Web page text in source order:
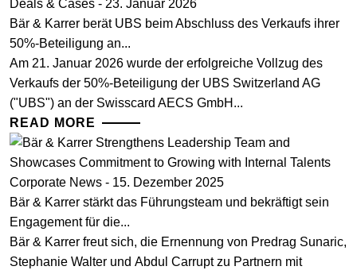
Deals & Cases - 23. Januar 2026
Bär & Karrer berät UBS beim Abschluss des Verkaufs ihrer
50%-Beteiligung an...
Am 21. Januar 2026 wurde der erfolgreiche Vollzug des
Verkaufs der 50%-Beteiligung der UBS Switzerland AG
("UBS") an der Swisscard AECS GmbH...
READ MORE
Corporate News - 15. Dezember 2025
Bär & Karrer stärkt das Führungsteam und bekräftigt sein
Engagement für die...
Bär & Karrer freut sich, die Ernennung von Predrag Sunaric,
Stephanie Walter und Abdul Carrupt zu Partnern mit